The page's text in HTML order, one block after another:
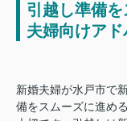
引越し準備
夫婦向けアド
新婚夫婦が水戸市で
備をスムーズに進め